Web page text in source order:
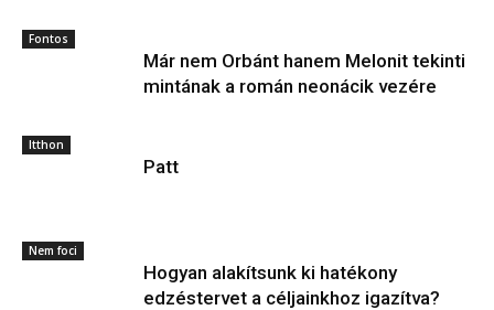
Fontos
Már nem Orbánt hanem Melonit tekinti
mintának a román neonácik vezére
Itthon
Patt
Nem foci
Hogyan alakítsunk ki hatékony
edzéstervet a céljainkhoz igazítva?